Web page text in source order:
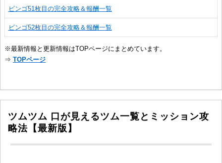
ビンゴ51枚目の完全攻略＆報酬一覧
ビンゴ52枚目の完全攻略＆報酬一覧
※最新情報と更新情報はTOPページにまとめています。
⇒ TOPページ
ツムツム 口が見えるツム一覧とミッション攻
略法【最新版】